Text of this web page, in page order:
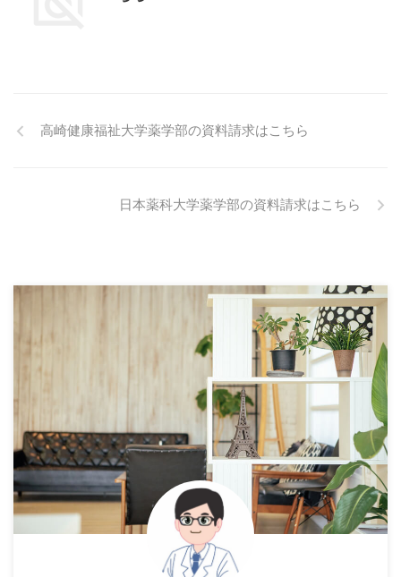
高崎健康福祉大学薬学部の資料請求はこちら
日本薬科大学薬学部の資料請求はこちら